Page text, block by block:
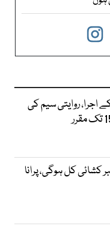
روایتی سیم کی
کل ہوگی، پرانا